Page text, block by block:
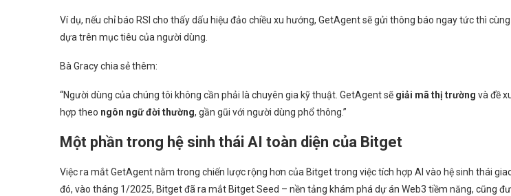
Ví dụ, nếu chỉ báo RSI cho thấy dấu hiệu đảo chiều xu hướng, GetAgent sẽ gửi thông báo ngay tức thì
dựa trên mục tiêu của người dùng.
Bà Gracy chia sẻ thêm:
“Người dùng của chúng tôi không cần phải là chuyên gia kỹ thuật. GetAgent sẽ giải mã thị trường và đề
hợp theo ngôn ngữ đời thường, gần gũi với người dùng phổ thông.”
Một phần trong hệ sinh thái AI toàn diện của Bitget
Việc ra mắt GetAgent nằm trong chiến lược rộng hơn của Bitget trong việc tích hợp AI vào hệ sinh thái
đó, vào tháng 1/2025, Bitget đã ra mắt Bitget Seed – nền tảng khám phá dự án Web3 tiềm năng, cũng